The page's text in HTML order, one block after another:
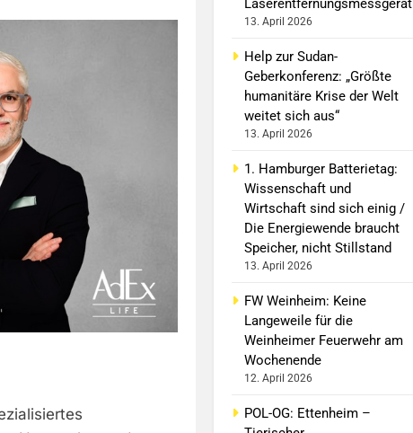
Laserentfernungsmessgerät
13. April 2026
Help zur Sudan-
Geberkonferenz: „Größte
humanitäre Krise der Welt
weitet sich aus“
13. April 2026
1. Hamburger Batterietag:
Wissenschaft und
Wirtschaft sind sich einig /
Die Energiewende braucht
Speicher, nicht Stillstand
13. April 2026
FW Weinheim: Keine
Langeweile für die
Weinheimer Feuerwehr am
Wochenende
12. April 2026
POL-OG: Ettenheim –